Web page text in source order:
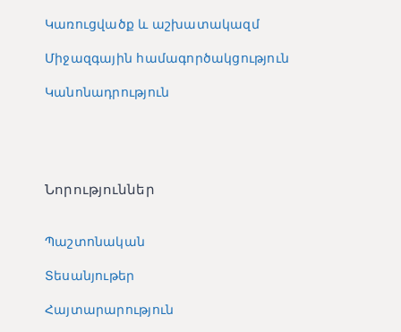
Կառուցվածք և աշխատակազմ
Միջազգային համագործակցություն
Կանոնադրություն
Նորություններ
Պաշտոնական
Տեսանյութեր
Հայտարարություն